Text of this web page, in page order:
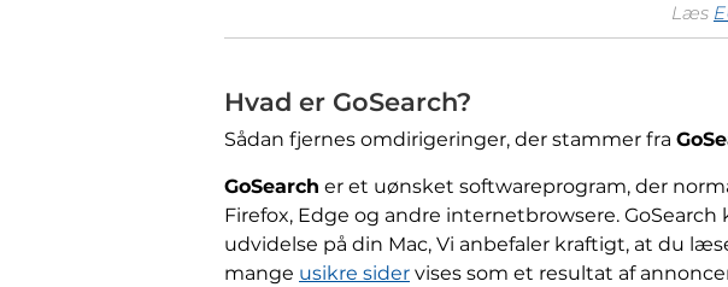
Læs
Hvad er GoSearch?
Sådan fjernes omdirigeringer, der stammer fra
GoSearch er et uønsket softwareprogram, der
Firefox, Edge og andre internetbrowsere.
udvidelse på din Mac, Vi anbefaler kraftigt, at du
mange usikre sider vises som et resultat af